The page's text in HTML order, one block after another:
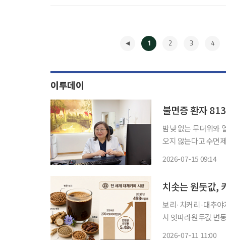
1 2 3 4
이투데이
불면증 환자
밤낮 없는 무더위와
오지 않는다고 수면
2026-07-15 09:14
치솟는 원둣값,
보리·치커리·대추
시 잇따라원두값 변동성·건강
2026-07-11 11:00